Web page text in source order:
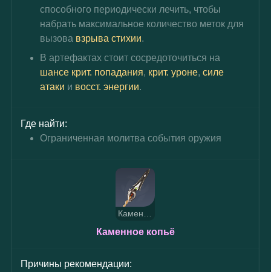
способного периодически лечить, чтобы
набрать максимальное количество меток для
вызова взрыва стихии.
В артефактах стоит сосредоточиться на
шансе крит. попадания, крит. уроне, силе
атаки и восст. энергии.
Где найти:
Ограниченная молитва события оружия
Каменное копьё
Причины рекомендации: